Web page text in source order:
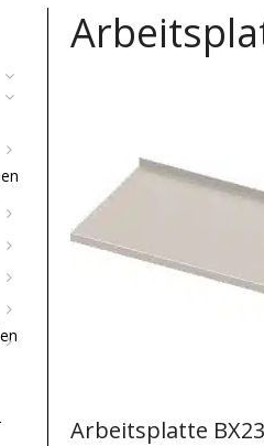
Arbeitsplatte